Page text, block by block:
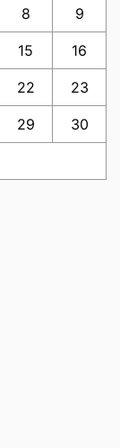
8 9
15 16
22 23
29 30